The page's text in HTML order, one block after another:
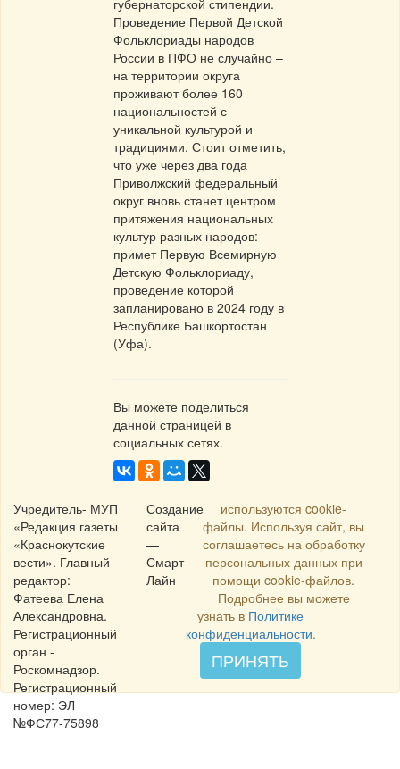
губернаторской стипендии.
Проведение Первой Детской
Фольклориады народов
России в ПФО не случайно –
на территории округа
проживают более 160
национальностей с
уникальной культурой и
традициями. Стоит отметить,
что уже через два года
Приволжский федеральный
округ вновь станет центром
притяжения национальных
культур разных народов:
примет Первую Всемирную
Детскую Фольклориаду,
проведение которой
запланировано в 2024 году в
Республике Башкортостан
(Уфа).
Вы можете поделиться
данной страницей в
социальных сетях.
Учредитель- МУП
«Редакция газеты
«Краснокутские
вести». Главный
редактор:
Фатеева Елена
Александровна.
Регистрационный
орган -
Роскомнадзор.
Регистрационный
номер: ЭЛ
№ФС77-75898
Создание
сайта
—
Смарт
Лайн
используются cookie-
файлы. Используя сайт, вы
соглашаетесь на обработку
персональных данных при
помощи cookie-файлов.
Подробнее вы можете
узнать в Политике
конфиденциальности.
ПРИНЯТЬ